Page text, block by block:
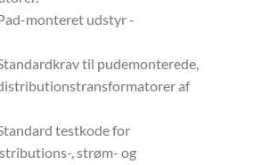
monteret udstyr -
til pudemonterede,
af
testkode for
, strøm- og